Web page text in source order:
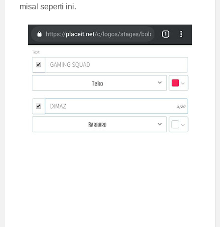
misal seperti ini.